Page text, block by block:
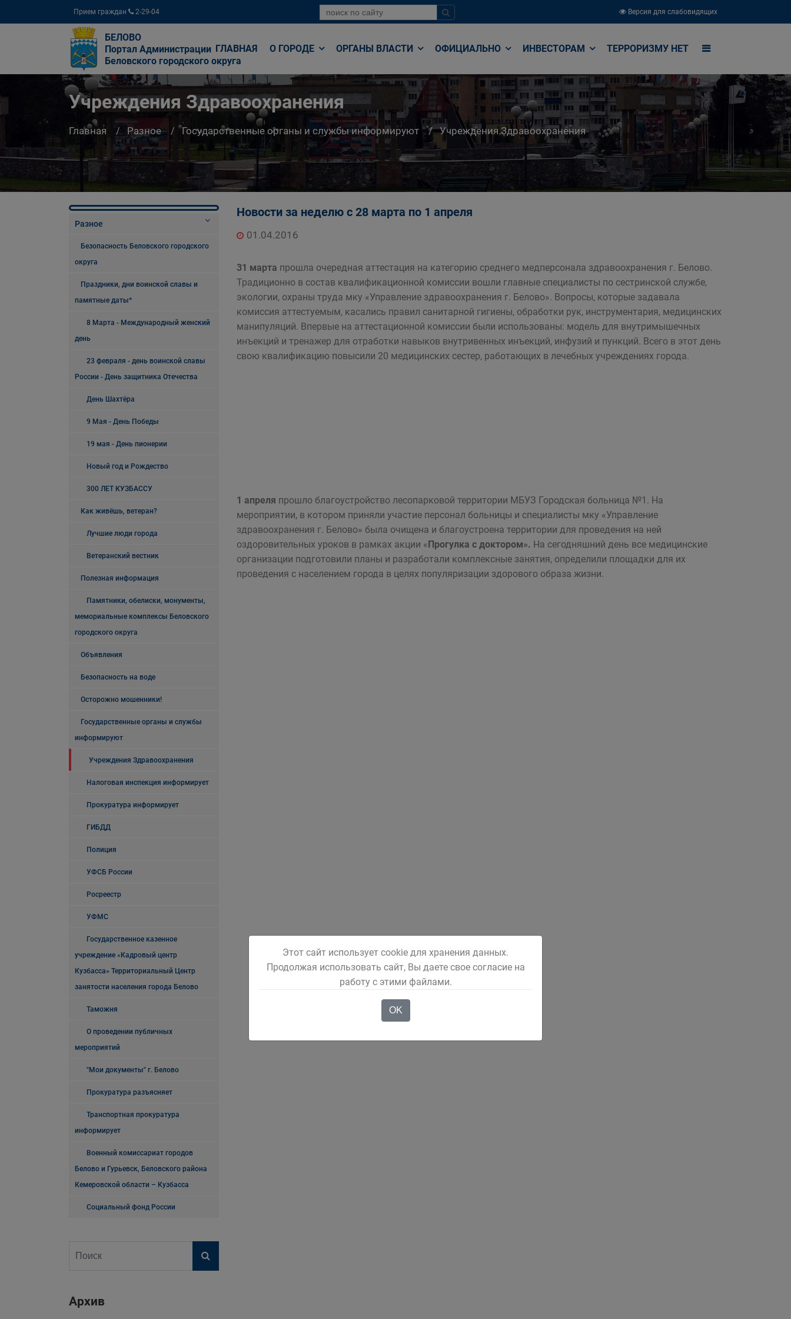
Прием граждан 2-29-04 Версия для слабовидящих
БЕЛОВО
Портал Администрации
Беловского городского округа
ГЛАВНАЯ О ГОРОДЕ ОРГАНЫ ВЛАСТИ ОФИЦИАЛЬНО ИНВЕСТОРАМ ТЕРРОРИЗМУ НЕТ
Учреждения Здравоохранения
Главная Разное Государственные органы и службы информируют Учреждения Здравоохранения
Разное
Безопасность Беловского городского
округа
Праздники, дни воинской славы и
памятные даты*
8 Марта - Международный женский
день
23 февраля - день воинской славы
России - День защитника Отечества
День Шахтёра
9 Мая - День Победы
19 мая - День пионерии
Новый год и Рождество
300 ЛЕТ КУЗБАССУ
Как живёшь, ветеран?
Лучшие люди города
Ветеранский вестник
Полезная информация
Памятники, обелиски, монументы,
мемориальные комплексы Беловского
городского округа
Объявления
Безопасность на воде
Осторожно мошенники!
Государственные органы и службы
информируют
Учреждения Здравоохранения
Налоговая инспекция информирует
Прокуратура информирует
ГИБДД
Полиция
УФСБ России
Росреестр
УФМС
Государственное казенное
учреждение «Кадровый центр
Кузбасса» Территориальный Центр
занятости населения города Белово
Таможня
О проведении публичных
мероприятий
"Мои документы" г. Белово
Прокуратура разъясняет
Транспортная прокуратура
информирует
Военный комиссариат городов
Белово и Гурьевск, Беловского района
Кемеровской области – Кузбасса
Социальный фонд России
Архив
Новости за неделю с 28 марта по 1 апреля
01.04.2016
31 марта прошла очередная аттестация на категорию среднего медперсонала здравоохранения г. Белово.
Традиционно в состав квалификационной комиссии вошли главные специалисты по сестринской службе,
экологии, охраны труда мку «Управление здравоохранения г. Белово». Вопросы, которые задавала
комиссия аттестуемым, касались правил санитарной гигиены, обработки рук, инструментария, медицинских
манипуляций. Впервые на аттестационной комиссии были использованы: модель для внутримышечных
инъекций и тренажер для отработки навыков внутривенных инъекций, инфузий и пункций. Всего в этот день
свою квалификацию повысили 20 медицинских сестер, работающих в лечебных учреждениях города.
1 апреля прошло благоустройство лесопарковой территории МБУЗ Городская больница №1. На
мероприятии, в котором приняли участие персонал больницы и специалисты мку «Управление
здравоохранения г. Белово» была очищена и благоустроена территории для проведения на ней
оздоровительных уроков в рамках акции «Прогулка с доктором». На сегодняшний день все медицинские
организации подготовили планы и разработали комплексные занятия, определили площадки для их
проведения с населением города в целях популяризации здорового образа жизни.
Этот сайт использует cookie для хранения данных.
Продолжая использовать сайт, Вы даете свое согласие на
работу с этими файлами.
OK